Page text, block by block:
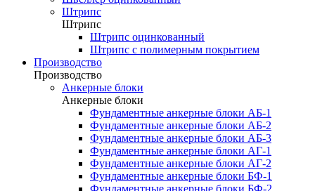
Штрипс
Штрипс
Штрипс оцинкованный
Штрипс с полимерным покрытием
Производство
Производство
Анкерные блоки
Анкерные блоки
Фундаментные анкерные блоки АБ-1
Фундаментные анкерные блоки АБ-2
Фундаментные анкерные блоки АБ-3
Фундаментные анкерные блоки АГ-1
Фундаментные анкерные блоки АГ-2
Фундаментные анкерные блоки БФ-1
Фундаментные анкерные блоки БФ-2